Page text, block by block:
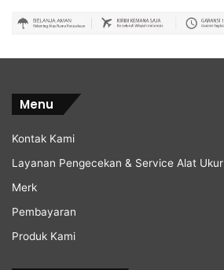
Menu
Kontak Kami
Layanan Pengecekan & Service Alat Ukur
Merk
Pembayaran
Produk Kami